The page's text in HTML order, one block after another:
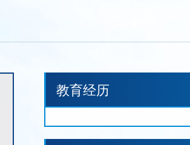
教育经历